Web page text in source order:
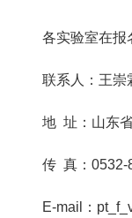
各实验室在报
联系人：王
地 址：山东
传 真：0532-
E-mail：